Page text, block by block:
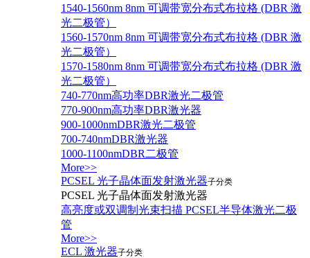
1540-1560nm 8nm 可调带宽分布式布拉格 (DBR 激
光二极管）
1560-1570nm 8nm 可调带宽分布式布拉格 (DBR 激
光二极管）
1570-1580nm 8nm 可调带宽分布式布拉格 (DBR 激
光二极管）
740-770nm高功率DBR激光二极管
770-900nm高功率DBR激光器
900-1000nmDBR激光二极管
700-740nmDBR激光器
1000-1100nmDBR二极管
More>>
PCSEL 光子晶体面发射激光器子分类
PCSEL 光子晶体面发射激光器
高亮度或双调制光束扫描 PCSEL半导体激光二极
管
More>>
ECL 激光器子分类